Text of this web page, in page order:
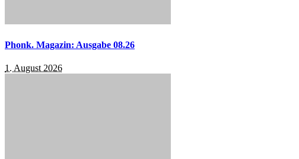
Phonk. Magazin: Ausgabe 08.26
1. August 2026